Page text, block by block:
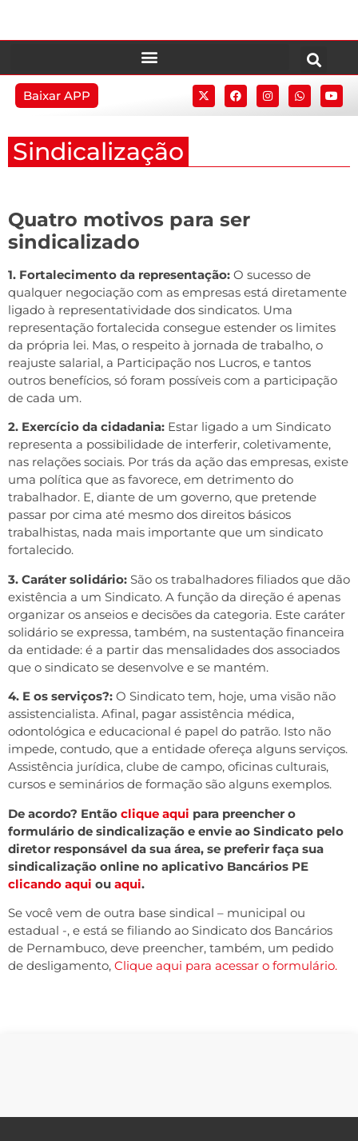
Baixar APP
Sindicalização
Quatro motivos para ser
sindicalizado
1. Fortalecimento da representação: O sucesso de
qualquer negociação com as empresas está diretamente
ligado à representatividade dos sindicatos. Uma
representação fortalecida consegue estender os limites
da própria lei. Mas, o respeito à jornada de trabalho, o
reajuste salarial, a Participação nos Lucros, e tantos
outros benefícios, só foram possíveis com a participação
de cada um.
2. Exercício da cidadania: Estar ligado a um Sindicato
representa a possibilidade de interferir, coletivamente,
nas relações sociais. Por trás da ação das empresas, existe
uma política que as favorece, em detrimento do
trabalhador. E, diante de um governo, que pretende
passar por cima até mesmo dos direitos básicos
trabalhistas, nada mais importante que um sindicato
fortalecido.
3. Caráter solidário: São os trabalhadores filiados que dão
existência a um Sindicato. A função da direção é apenas
organizar os anseios e decisões da categoria. Este caráter
solidário se expressa, também, na sustentação financeira
da entidade: é a partir das mensalidades dos associados
que o sindicato se desenvolve e se mantém.
4. E os serviços?: O Sindicato tem, hoje, uma visão não
assistencialista. Afinal, pagar assistência médica,
odontológica e educacional é papel do patrão. Isto não
impede, contudo, que a entidade ofereça alguns serviços.
Assistência jurídica, clube de campo, oficinas culturais,
cursos e seminários de formação são alguns exemplos.
De acordo? Então clique aqui para preencher o
formulário de sindicalização e envie ao Sindicato pelo
diretor responsável da sua área, se preferir faça sua
sindicalização online no aplicativo Bancários PE
clicando aqui ou aqui.
Se você vem de outra base sindical – municipal ou
estadual -, e está se filiando ao Sindicato dos Bancários
de Pernambuco, deve preencher, também, um pedido
de desligamento, Clique aqui para acessar o formulário.